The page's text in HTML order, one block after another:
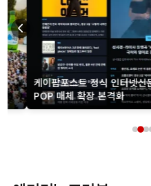
케이팝포스트 정식 인터넷신문
POP 매체 확장 본격화